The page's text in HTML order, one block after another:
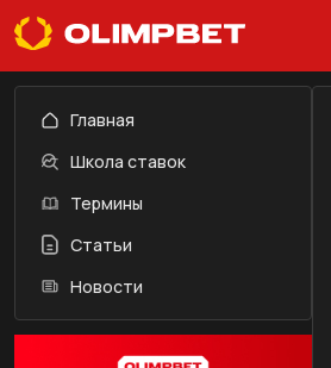
Главная
Школа ставок
Термины
Статьи
Новости